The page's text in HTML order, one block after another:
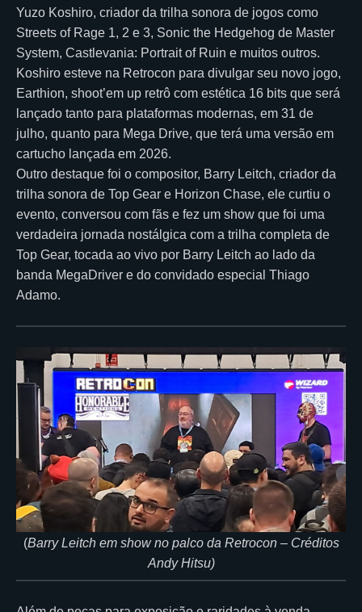
Yuzo Koshiro, criador da trilha sonora de jogos como
Streets of Rage 1, 2 e 3, Sonic the Hedgehog de Master
System, Castlevania: Portrait of Ruin e muitos outros.
Koshiro esteve na Retrocon para divulgar seu novo jogo,
Earthion, shoot’em up retrô com estética 16 bits que será
lançado tanto para plataformas modernas, em 31 de
julho, quanto para Mega Drive, que terá uma versão em
cartucho lançada em 2026.
Outro destaque foi o compositor, Barry Leitch, criador da
trilha sonora de Top Gear e Horizon Chase, ele curtiu o
evento, conversou com fãs e fez um show que foi uma
verdadeira jornada nostálgica com a trilha completa de
Top Gear, tocada ao vivo por Barry Leitch ao lado da
banda MegaDriver e do convidado especial Thiago
Adamo.
(Barry Leitch em show no palco da Retrocon – Créditos
Andy Hitsu)